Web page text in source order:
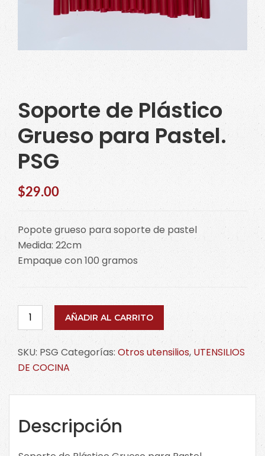
Soporte de Plástico
Grueso para Pastel.
PSG
$29.00
Popote grueso para soporte de pastel
Medida: 22cm
Empaque con 100 gramos
Soporte
de
Plástico
Grueso
para
cantidad
AÑADIR AL CARRITO
SKU: PSG Categorías:Otros utensilios, UTENSILIOS
DE COCINA
Descripción